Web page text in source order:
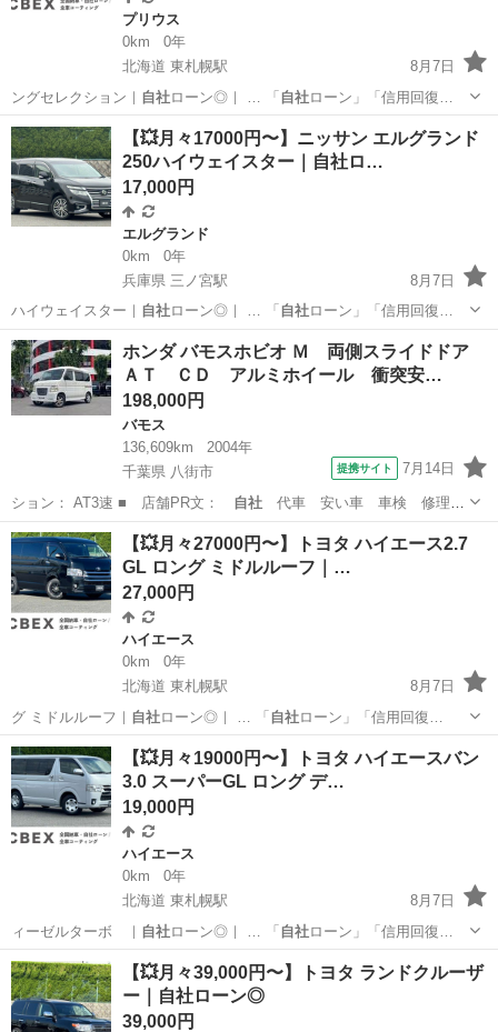
プリウス
0km
0年
北海道 東札幌駅
8月7日
ングセレクション｜ 自社 ローン◎｜ … 「自社ローン」「信用回復…
北海道 札幌市 東札幌駅 プリウス ローン
【💥月々17000円〜】ニッサン エルグランド
250ハイウェイスター｜自社ロ…
17,000円
エルグランド
0km
0年
兵庫県 三ノ宮駅
8月7日
ハイウェイスター｜ 自社 ローン◎｜ … 「 自社ローン」「信用回復…
兵庫 神戸市 三ノ宮駅 エルグランド ローン
ホンダ バモスホビオ Ｍ 両側スライドドア
ＡＴ ＣＤ アルミホイール 衝突安…
198,000円
バモス
136,609km
2004年
千葉県 八街市
提携サイト 7月14日
ション： AT3速 ■ 店舗PR文： 自社代車 安い車 車検 修理
保険 クレ…
千葉 八街市 バモス
【💥月々27000円〜】トヨタ ハイエース2.7
GL ロング ミドルルーフ｜…
27,000円
ハイエース
0km
0年
北海道 東札幌駅
8月7日
グ ミドルルーフ｜ 自社 ローン◎｜ … 「 自社ローン」「信用回復…
北海道 札幌市 東札幌駅 ハイエース
【💥月々19000円〜】トヨタ ハイエースバン
3.0 スーパーGL ロング デ…
19,000円
ハイエース
0km
0年
北海道 東札幌駅
8月7日
ィーゼルターボ ｜ 自社 ローン◎｜ … 「自社ローン」「信用回復…
北海道 札幌市 東札幌駅 ハイエース ロング
【💥月々39,000円〜】トヨタ ランドクルーザ
ー｜自社ローン◎
39,000円